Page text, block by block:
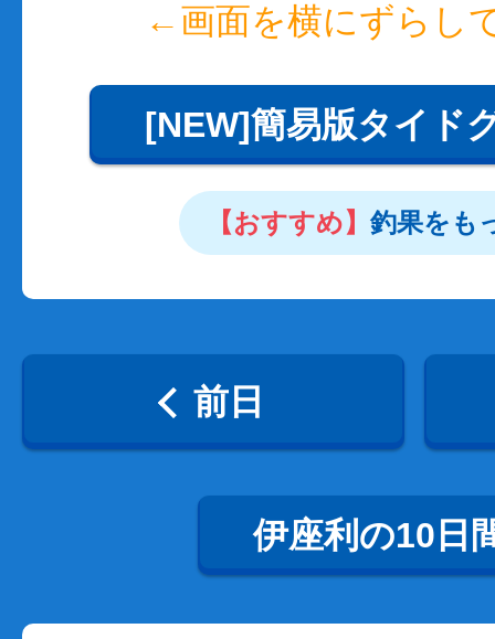
←画面を横にずらし
[NEW]簡易版タイド
【おすすめ】 釣果をも
前日
伊座利の10日